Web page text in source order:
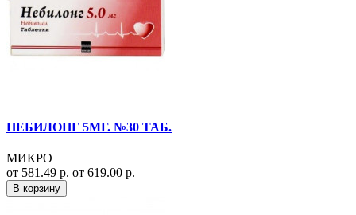
НЕБИЛОНГ 5МГ. №30 ТАБ.
МИКРО
от 581.49 р. от 619.00 р.
В корзину